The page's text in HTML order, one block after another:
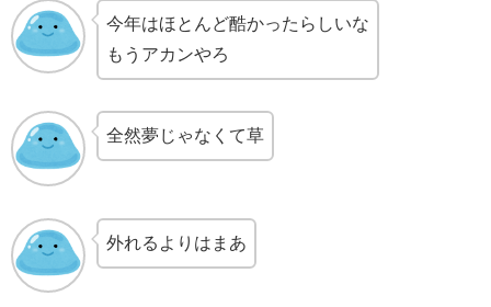
今年はほとんど酷かったらしいな
もうアカンやろ
全然夢じゃなくて草
外れるよりはまあ